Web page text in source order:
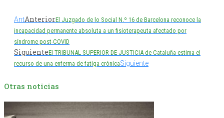
AntAnteriorEl Juzgado de lo Social N.º 16 de Barcelona reconoce la
incapacidad permanente absoluta a un fisioterapeuta afectado por
síndrome post-COVID
SiguienteEl TRIBUNAL SUPERIOR DE JUSTICIA de Cataluña estima el
recurso de una enferma de fatiga crónicaSiguiente
Otras noticias